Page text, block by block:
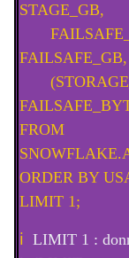
STAGE_GB,
FAILSAFE_GB,
FROM
ORDER BY
LIMIT 1;
ℹ️ LIMIT 1 :